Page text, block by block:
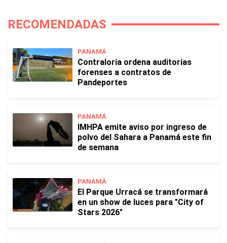
RECOMENDADAS
PANAMÁ
Contraloría ordena auditorías
forenses a contratos de
Pandeportes
PANAMÁ
IMHPA emite aviso por ingreso de
polvo del Sahara a Panamá este fin
de semana
PANAMÁ
El Parque Urracá se transformará
en un show de luces para "City of
Stars 2026"